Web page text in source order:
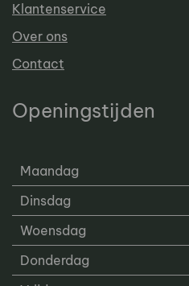
Klantenservice
Over ons
Contact
Openingstijden
Maandag
Dinsdag
Woensdag
Donderdag